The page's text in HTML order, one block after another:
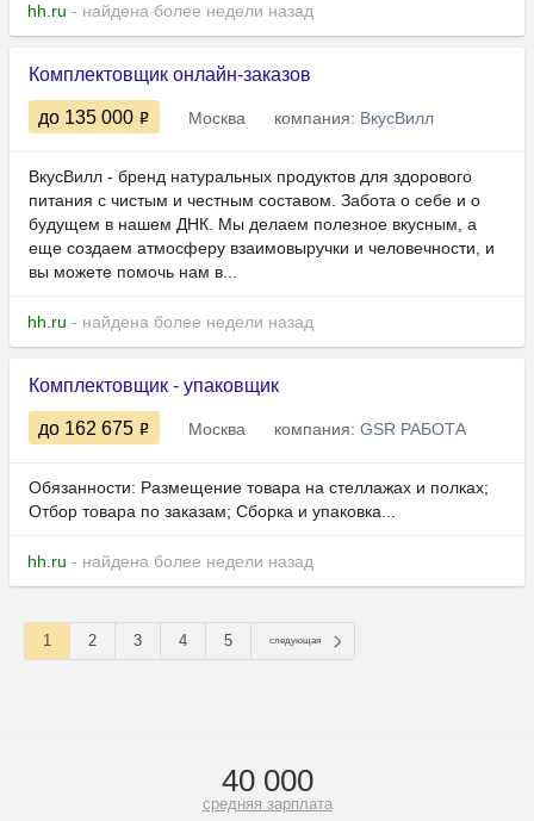
hh.ru - найдена более недели назад
Комплектовщик онлайн-заказов
до 135 000 Москва компания: ВкусВилл
ВкусВилл - бренд натуральных продуктов для здорового
питания с чистым и честным составом. Забота о себе и о
будущем в нашем ДНК. Мы делаем полезное вкусным, а
еще создаем атмосферу взаимовыручки и человечности, и
вы можете помочь нам в...
hh.ru - найдена более недели назад
Комплектовщик - упаковщик
до 162 675 Москва компания: GSR РАБОТА
Обязанности: Размещение товара на стеллажах и полках;
Отбор товара по заказам; Сборка и упаковка...
hh.ru - найдена более недели назад
1 2 3 4 5 следующая
40 000
средняя зарплата